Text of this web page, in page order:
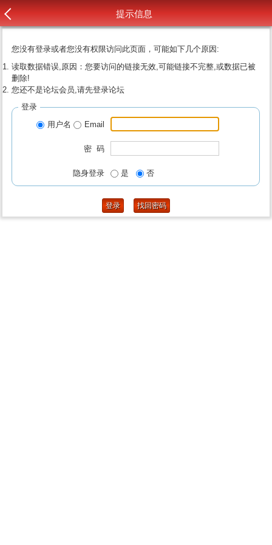
提示信息
您没有登录或者您没有权限访问此页面，可能如下几个原因:
读取数据错误,原因：您要访问的链接无效,可能链接不完整,或数据已被
删除!
您还不是论坛会员,请先登录论坛
登录
用户名
Email
密 码
隐身登录 是 否